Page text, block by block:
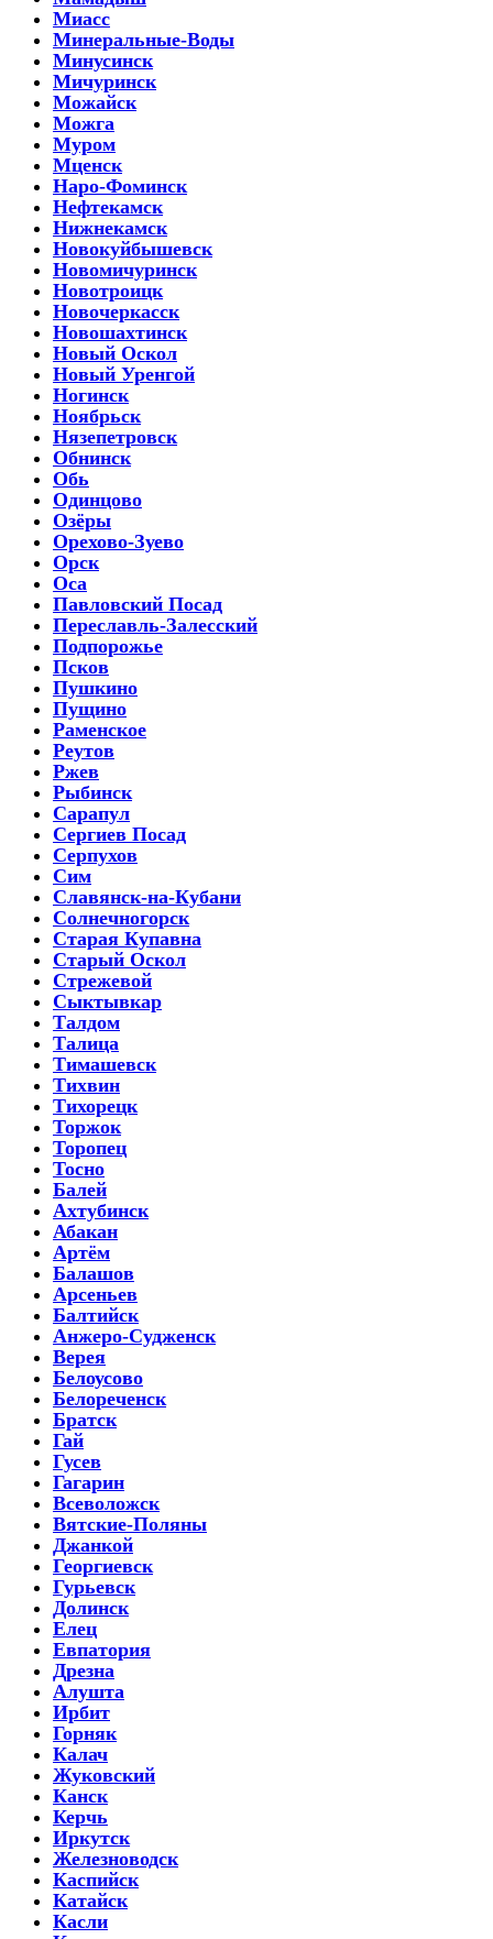
Миасс
Минеральные-Воды
Минусинск
Мичуринск
Можайск
Можга
Муром
Мценск
Наро-Фоминск
Нефтекамск
Нижнекамск
Новокуйбышевск
Новомичуринск
Новотроицк
Новочеркасск
Новошахтинск
Новый Оскол
Новый Уренгой
Ногинск
Ноябрьск
Нязепетровск
Обнинск
Обь
Одинцово
Озёры
Орехово-Зуево
Орск
Оса
Павловский Посад
Переславль-Залесский
Подпорожье
Псков
Пушкино
Пущино
Раменское
Реутов
Ржев
Рыбинск
Сарапул
Сергиев Посад
Серпухов
Сим
Славянск-на-Кубани
Солнечногорск
Старая Купавна
Старый Оскол
Стрежевой
Сыктывкар
Талдом
Талица
Тимашевск
Тихвин
Тихорецк
Торжок
Торопец
Тосно
Балей
Ахтубинск
Абакан
Артём
Балашов
Арсеньев
Балтийск
Анжеро-Судженск
Верея
Белоусово
Белореченск
Братск
Гай
Гусев
Гагарин
Всеволожск
Вятские-Поляны
Джанкой
Георгиевск
Гурьевск
Долинск
Елец
Евпатория
Дрезна
Алушта
Ирбит
Горняк
Калач
Жуковский
Канск
Керчь
Иркутск
Железноводск
Каспийск
Катайск
Касли